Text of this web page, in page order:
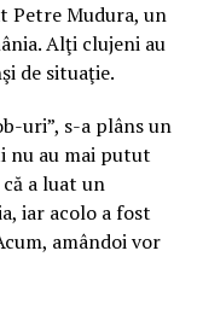
Petre Mudura, un
Alţi clujeni au
de situaţie.
uri”, s-a plâns un
nu au mai putut
a luat un
iar acolo a fost
amândoi vor